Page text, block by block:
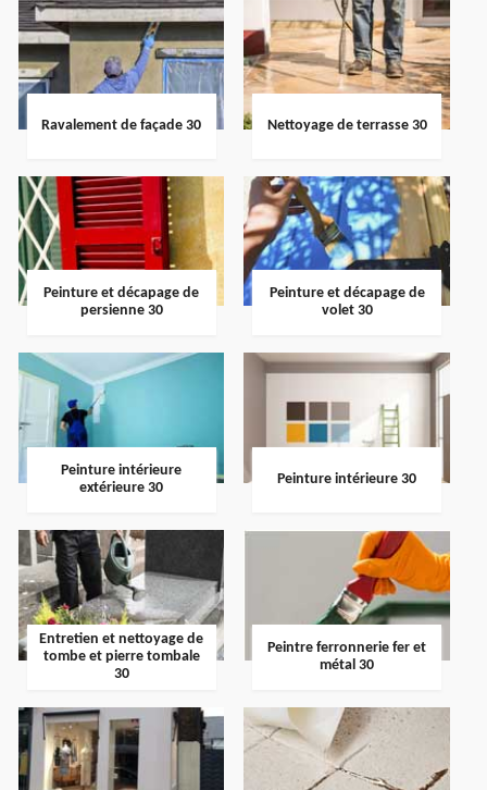
Ravalement de façade 30 Nettoyage de terrasse 30
Peinture et décapage de
persienne 30
Peinture et décapage de
volet 30
Peinture intérieure
extérieure 30
Peinture intérieure 30
Entretien et nettoyage de
tombe et pierre tombale
30
Peintre ferronnerie fer et
métal 30